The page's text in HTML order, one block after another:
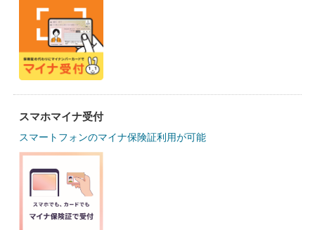
スマホマイナ受付
スマートフォンのマイナ保険証利用が可能